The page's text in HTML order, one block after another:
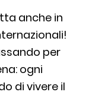
anche in
per
ogni
di vivere il